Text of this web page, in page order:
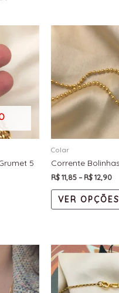
5
Colar
Corrente Bolinhas
R$11,85–R$12,90
VER OPÇÕES